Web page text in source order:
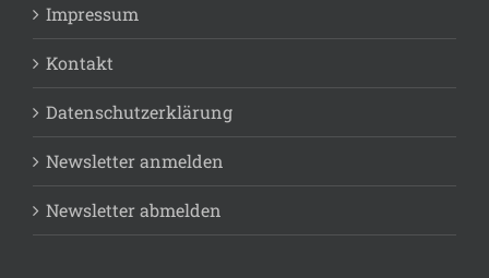
Impressum
Kontakt
Datenschutzerklärung
Newsletter anmelden
Newsletter abmelden